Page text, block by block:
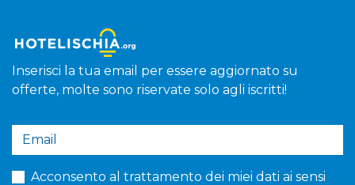
Inserisci la tua email per essere aggiornato su
offerte, molte sono riservate solo agli iscritti!
Acconsento al trattamento dei miei dati ai sensi